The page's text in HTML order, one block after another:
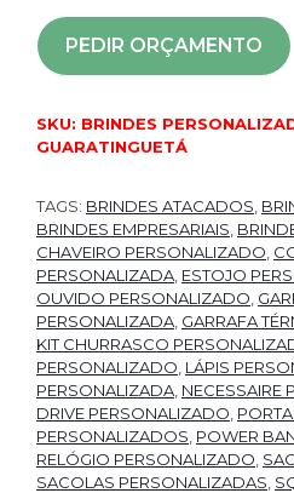
PEDIR ORÇAMENTO
SKU: BRINDES
GUARATINGUETÁ
TAGS: BRINDES ATACADOS
BRINDES EMPRESARIAIS
CHAVEIRO PERSONALIZADO
PERSONALIZADA ESTOJO
OUVIDO PERSONALIZADO
PERSONALIZADA GARRAFA
KIT CHURRASCO
PERSONALIZADO LÁPIS
PERSONALIZADA NECESSAIRE
DRIVE PERSONALIZADO
PERSONALIZADOS POWER
RELÓGIO PERSONALIZADO
SACOLAS PERSONALIZADAS